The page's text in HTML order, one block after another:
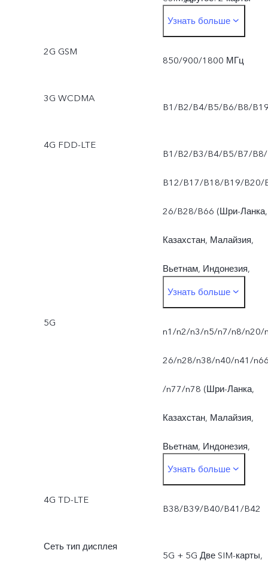
nano-SIM
Узнать больше
2G GSM
850/900/1800 МГц
3G WCDMA
B1/B2/B4/B5/B6/B8/
4G FDD-LTE
B1/B2/B3/B4/B5/B7/B8/
B12/B17/B18/B19/B20/
26/B28/B66 (Шри-Ланка,
Казахстан, Малайзия,
Вьетнам, Индонезия,
Бангладеш, Сингапур,
Камбоджа, Филиппины,
Алжир, Узбекистан, PSA,
Марокко, Таиланд,
Мьянма, Пакистан,
Тайвань)
Узнать больше
5G
n1/n2/n3/n5/n7/n8/n20/
26/n28/n38/n40/n41/
/n77/n78 (Шри-Ланка,
Казахстан, Малайзия,
Вьетнам, Индонезия,
Бангладеш, Сингапур,
Камбоджа, Филиппины,
Марокко, Таиланд,
Узнать больше
4G TD-LTE
B38/B39/B40/B41/B42
Сеть тип дисплея
5G + 5G Две SIM-карты,